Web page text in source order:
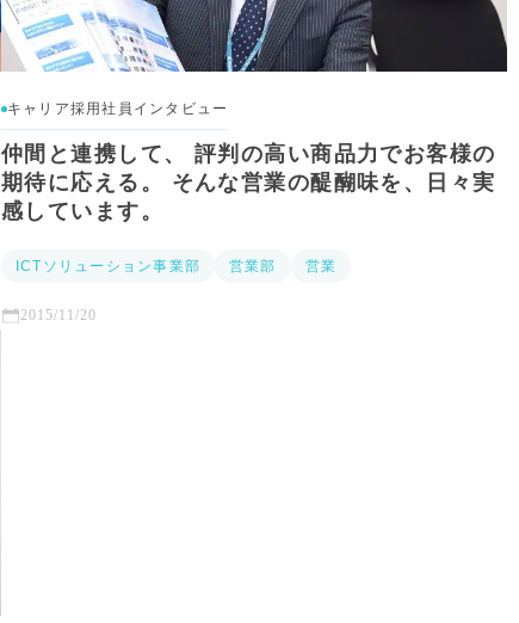
キャリア採用社員インタビュー
仲間と連携して、 評判の高い商品力でお客様の
期待に応える。 そんな営業の醍醐味を、日々実
感しています。
ICTソリューション事業部 営業部 営業
2015/11/20